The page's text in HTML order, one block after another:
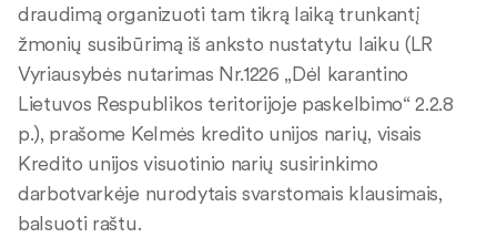
draudimą organizuoti tam tikrą laiką trunkantį
žmonių susibūrimą iš anksto nustatytu laiku (LR
Vyriausybės nutarimas Nr.1226 „Dėl karantino
Lietuvos Respublikos teritorijoje paskelbimo“ 2.2.8
p.), prašome Kelmės kredito unijos narių, visais
Kredito unijos visuotinio narių susirinkimo
darbotvarkėje nurodytais svarstomais klausimais,
balsuoti raštu.